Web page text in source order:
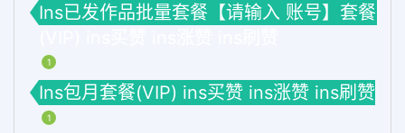
Ins已发作品批量套餐【请输入 账号】套餐
1
Ins包月套餐(VIP) ins买赞 ins涨赞 ins刷赞
1